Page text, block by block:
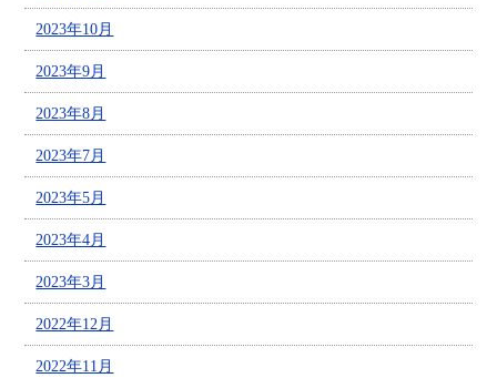
2023年10月
2023年9月
2023年8月
2023年7月
2023年5月
2023年4月
2023年3月
2022年12月
2022年11月